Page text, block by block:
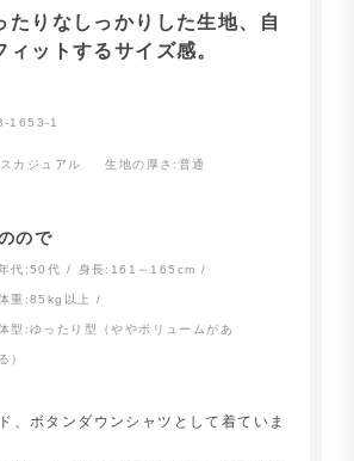
たりなしっかりした生地、自
ィットするサイズ感。
1653-1
カジュアル 生地の厚さ :普通
ので
代:50代 身長: 161～165cm
重:85kg以上
型:ゆったり型（ややボリュームがあ
る）
、ボタンダウンシャツとして着ていま